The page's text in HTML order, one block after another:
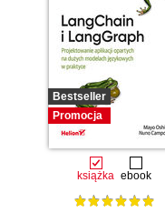
Bestseller
Promocja
książka ebook